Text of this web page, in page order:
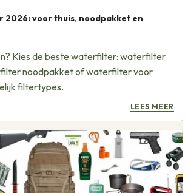
2026: voor thuis, noodpakket en
Kies de beste waterfilter: waterfilter
noodpakket of waterfilter voor
filtertypes.
LEES MEER